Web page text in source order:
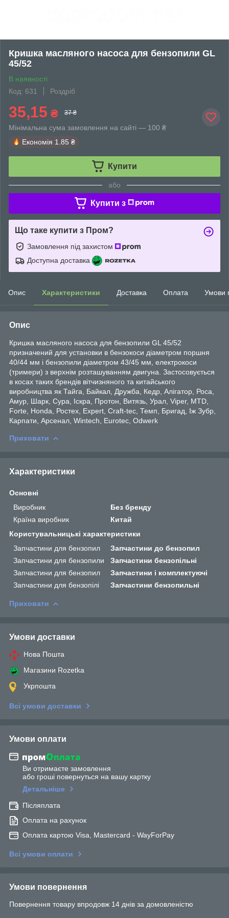
Кришка масляного насоса для бензопили GL
45/52
В наявності
Код: 631
Роздріб
35,15 ₴ 37 ₴
Мінімальна сума замовлення на сайті — 100 ₴
Економія 1.85 ₴
Купити
або
Купити з
Що таке купити з Пром?
Замовлення під захистом
Доступна доставка
Опис Характеристики Доставка Оплата Умови
Опис
Кришка масляного насоса для бензопили GL 45/52
призначений для установки в бензокоси діаметром поршня
40/44 мм і бензопили діаметром 43/45 мм, електрокоси
(тримери) з верхнім розташуванням двигуна. Застосовується
в косах таких брендів вітчизняного та китайського
виробництва як Тайга, Байкал, Дружба, Кедр, Алігатор, Роса,
Амур, Шарк, Сура, Іскра, Протон, Витязь, Урал, Viper, MTD,
Forte, Honda, Ростех, Expert, Craft-tec, Темп, Бригад, Іж Зубр,
Карпати, Арсенал, Wintech, Eurotec, Odwerk
Приховати
Характеристики
Основні
Виробник
Без бренду
Країна виробник
Китай
Користувальницькі характеристики
Запчастини для бензопил
Запчастини до бензопил
Запчастини для бензопили
Запчастини бензопільні
Запчастини для бензопил
Запчастини і комплектуючі
Запчастини для бензопілі
Запчастини бензопильні
Приховати
Умови доставки
Нова Пошта
Магазини Rozetka
Укрпошта
Всі умови доставки
Умови оплати
Ви отримаєте замовлення
або гроші повернуться на вашу картку
Детальніше
Післяплата
Оплата на рахунок
Оплата картою Visa, Mastercard - WayForPay
Всі умови оплати
Умови повернення
Повернення товару впродовж 14 днів за домовленістю